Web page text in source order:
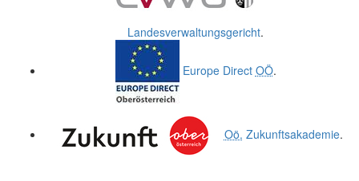
Landesverwaltungsgericht.
Europe Direct OÖ.
Oö. Zukunftsakademie.